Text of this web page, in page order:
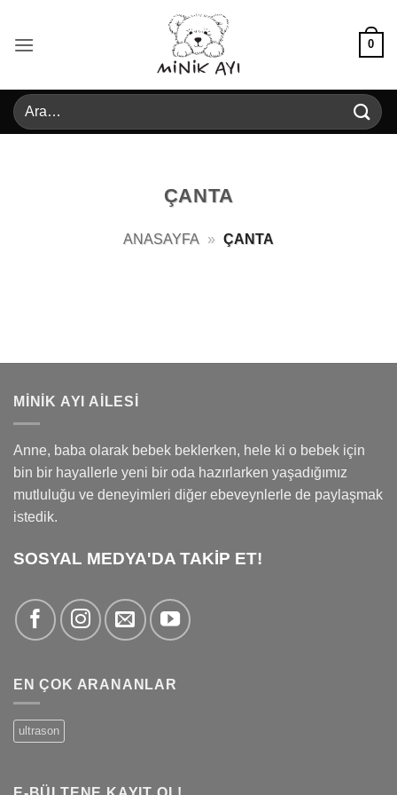
0
Ara:
ÇANTA
ANASAYFA » ÇANTA
MINIK AYI AILESI
Anne, baba olarak bebek beklerken, hele ki o bebek için
bin bir hayallerle yeni bir oda hazırlarken yaşadığımız
mutluluğu ve deneyimleri diğer ebeveynlerle de paylaşmak
istedik.
SOSYAL MEDYA'DA TAKİP ET!
EN ÇOK ARANANLAR
ultrason